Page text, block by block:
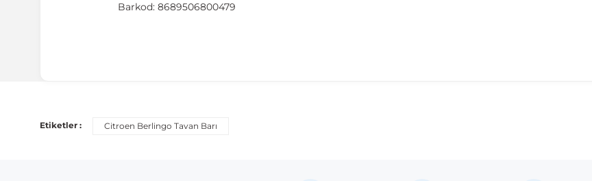
Barkod: 8689506800479
Etiketler : Citroen Berlingo Tavan Barı